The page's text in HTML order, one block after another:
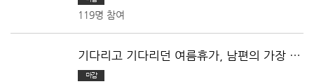
119명 참여
기다리고 기다리던 여름휴가, 남편의 가장 얄
미운 행동은?
마감